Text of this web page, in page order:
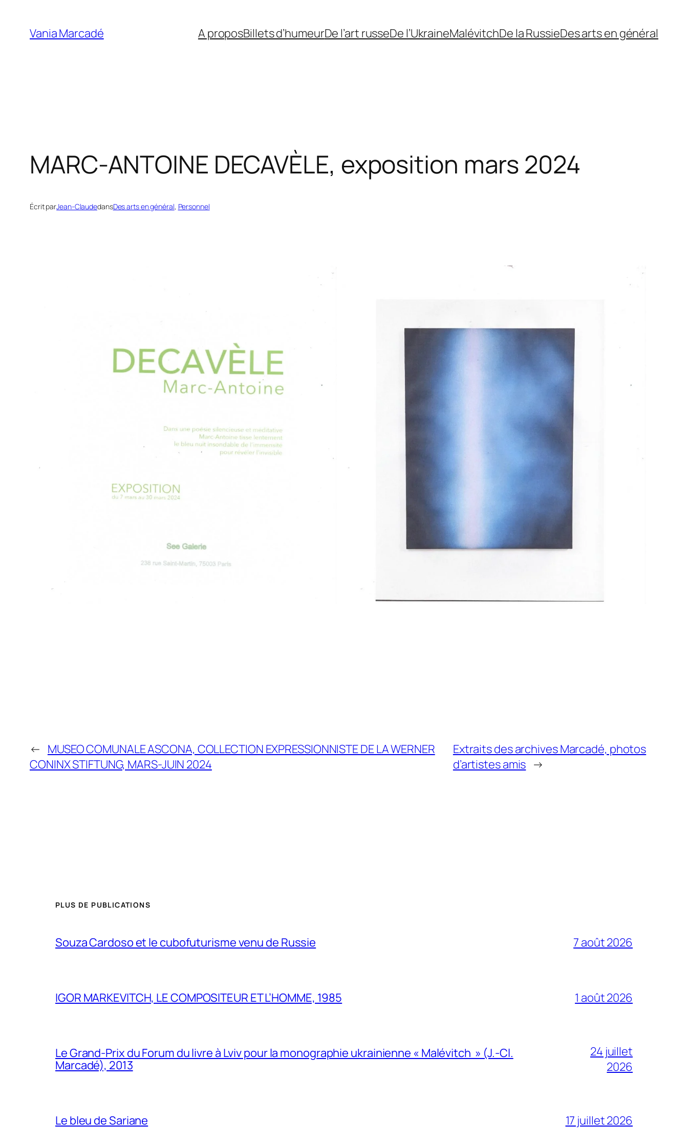
contenu
Vania Marcadé A proposBillets d’humeurDe l’art russeDe l’UkraineMalévitchDe la RussieDes arts en général
MARC-ANTOINE DECAVÈLE, exposition mars 2024
Écrit parJean-ClaudedansDes arts en général, Personnel
← MUSEO COMUNALE ASCONA, COLLECTION EXPRESSIONNISTE DE LA WERNER
CONINX STIFTUNG, MARS-JUIN 2024
Extraits des archives Marcadé, photos
d’artistes amis →
PLUS DE PUBLICATIONS
Souza Cardoso et le cubofuturisme venu de Russie 7 août 2026
IGOR MARKEVITCH, LE COMPOSITEUR ET L’HOMME, 1985 1 août 2026
Le Grand-Prix du Forum du livre à Lviv pour la monographie ukrainienne « Malévitch » (J.-Cl.
Marcadé), 2013
24 juillet
2026
Le bleu de Sariane 17 juillet 2026